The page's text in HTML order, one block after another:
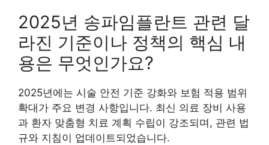
2025년 송파임플란트 관련 달
라진 기준이나 정책의 핵심 내
용은 무엇인가요?
2025년에는 시술 안전 기준 강화와 보험 적용 범위
확대가 주요 변경 사항입니다. 최신 의료 장비 사용
과 환자 맞춤형 치료 계획 수립이 강조되며, 관련 법
규와 지침이 업데이트되었습니다.